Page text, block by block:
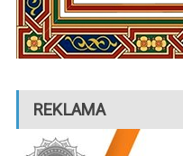
REKLAMA